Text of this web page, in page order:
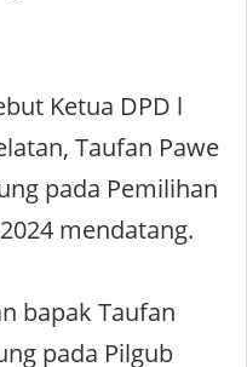
Ketua DPD l
Taufan Pawe
pada Pemilihan
mendatang.
bapak Taufan
pada Pilgub